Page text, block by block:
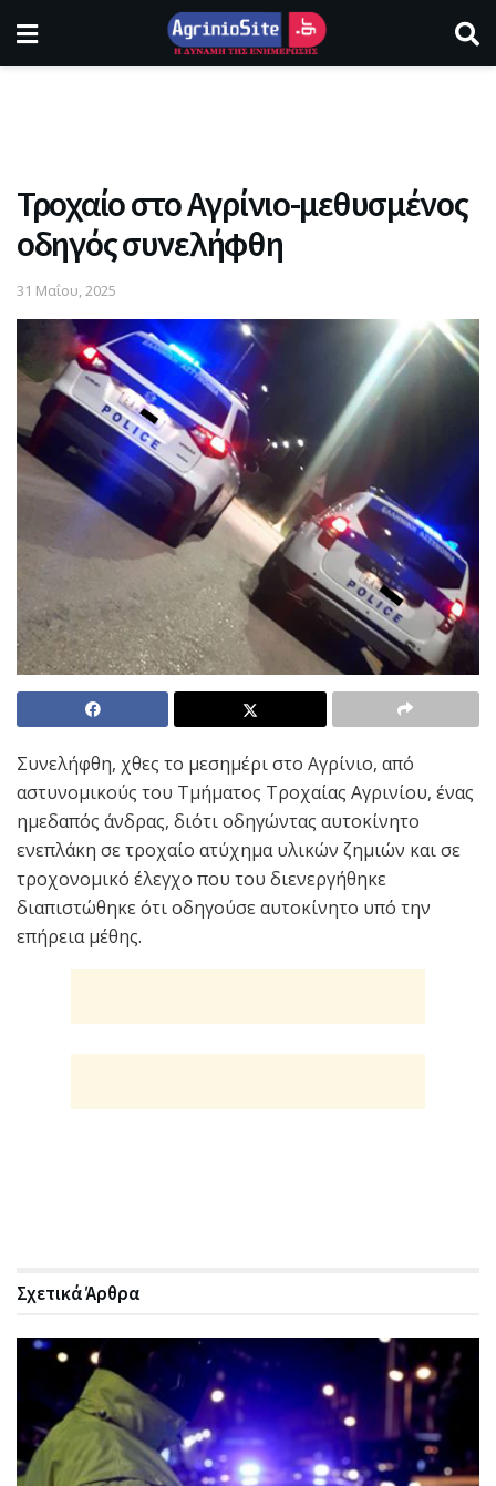
Τροχαίο στο Αγρίνιο-μεθυσμένος
οδηγός συνελήφθη
31 Μαΐου, 2025
Συνελήφθη, χθες το μεσημέρι στο Αγρίνιο, από
αστυνομικούς του Τμήματος Τροχαίας Αγρινίου, ένας
ημεδαπός άνδρας, διότι οδηγώντας αυτοκίνητο
ενεπλάκη σε τροχαίο ατύχημα υλικών ζημιών και σε
τροχονομικό έλεγχο που του διενεργήθηκε
διαπιστώθηκε ότι οδηγούσε αυτοκίνητο υπό την
επήρεια μέθης.
ΣχετικάΆρθρα